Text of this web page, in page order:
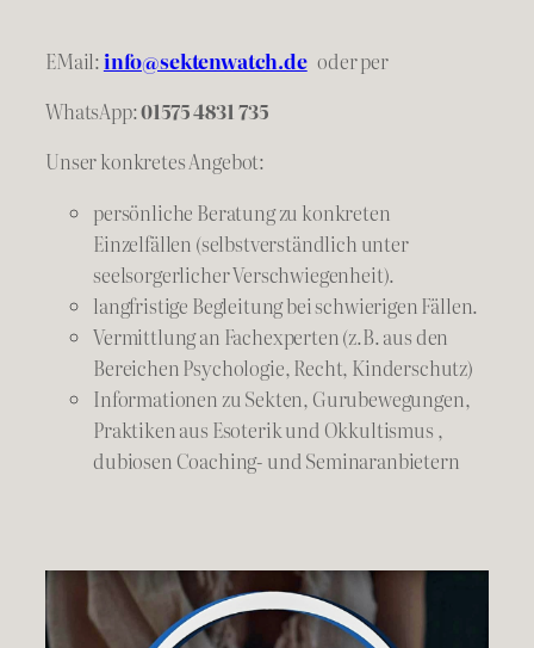
EMail:info@sektenwatch.de oderper
WhatsApp:01575 4831 735
Unser konkretes Angebot:
persönliche Beratung zu konkreten
Einzelfällen (selbstverständlich unter
seelsorgerlicher Verschwiegenheit).
langfristige Begleitung bei schwierigen Fällen.
Vermittlung an Fachexperten (z.B. aus den
Bereichen Psychologie, Recht, Kinderschutz)
Informationen zu Sekten, Gurubewegungen,
Praktiken aus Esoterik und Okkultismus ,
dubiosen Coaching- und Seminaranbietern